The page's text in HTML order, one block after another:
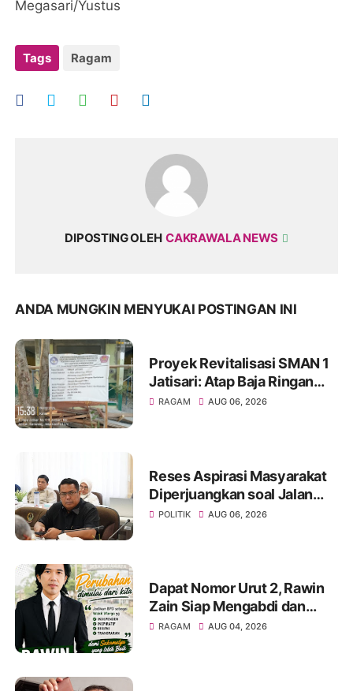
Megasari/Yustus
Tags Ragam
DIPOSTING OLEH CAKRAWALA NEWS
ANDA MUNGKIN MENYUKAI POSTINGAN INI
Proyek Revitalisasi SMAN 1
Jatisari: Atap Baja Ringan
Campur Paku & Dynabold,
RAGAM AUG 06, 2026
Reses Aspirasi Masyarakat
Diperjuangkan soal Jalan
Pangala-Baruppu Rusak
POLITIK AUG 06, 2026
Dapat Nomor Urut 2, Rawin
Zain Siap Mengabdi dan
Perjuangkan Aspirasi Warga
RAGAM AUG 04, 2026